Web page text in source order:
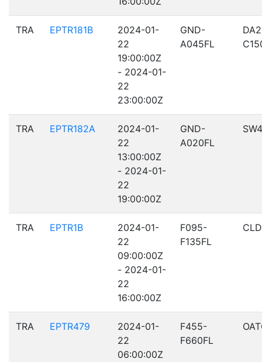
TRA EPTR181B
2024-01-
22
19:00:00Z
- 2024-01-
22
23:00:00Z
GND-
A045FL
TRA EPTR182A
2024-01-
22
13:00:00Z
- 2024-01-
22
19:00:00Z
GND-
A020FL
SW4
TRA EPTR1B
2024-01-
22
09:00:00Z
- 2024-01-
22
16:00:00Z
F095-
F135FL
TRA EPTR479
2024-01-
22
06:00:00Z
F455-
F660FL